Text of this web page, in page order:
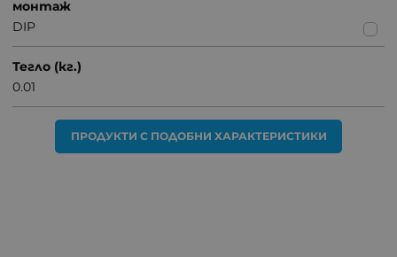
монтаж
DIP
Тегло (кг.)
0.01
ПРОДУКТИ С ПОДОБНИ ХАРАКТЕРИСТИКИ